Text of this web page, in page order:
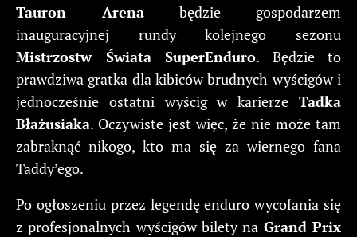
Tauron Arena będzie gospodarzem
inauguracyjnej rundy kolejnego sezonu
Mistrzostw Świata SuperEnduro. Będzie to
prawdziwa gratka dla kibiców brudnych wyścigów i
jednocześnie ostatni wyścig w karierze Tadka
Błażusiaka. Oczywiste jest więc, że nie może tam
zabraknąć nikogo, kto ma się za wiernego fana
Taddy’ego.
Po ogłoszeniu przez legendę enduro wycofania się
z profesjonalnych wyścigów bilety na Grand Prix